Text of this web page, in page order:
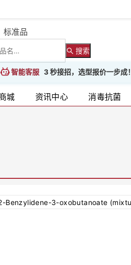
标准品
搜索
智能客服 3 秒接招，选型报价一步成！
城 资讯中心 消毒抗菌